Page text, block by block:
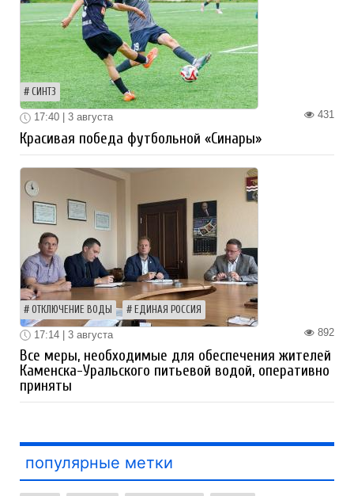
СИНТЗ
431
17:40 | 3 августа
Красивая победа футбольной «Синары»
ОТКЛЮЧЕНИЕ ВОДЫ ЕДИНАЯ РОССИЯ
892
17:14 | 3 августа
Все меры, необходимые для обеспечения жителей
Каменска-Уральского питьевой водой, оперативно
приняты
популярные метки